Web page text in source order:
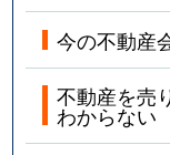
今の不動産
不動産を売
わからない